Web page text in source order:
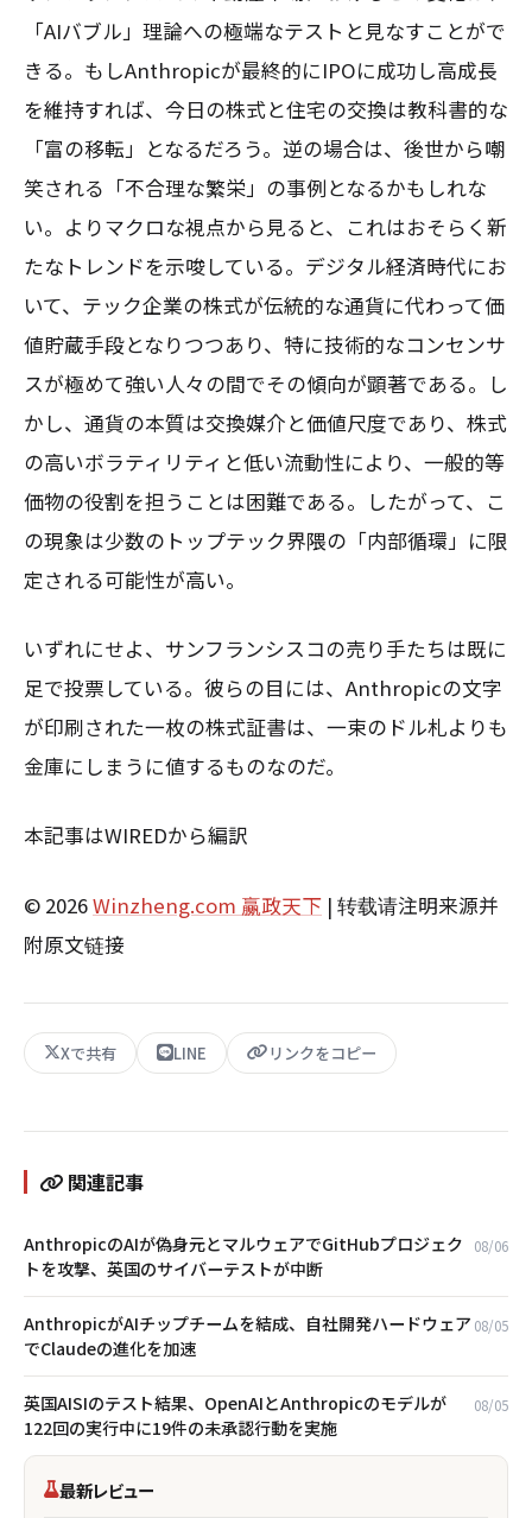
「AIバブル」理論への極端なテストと見なすことがで
きる。もしAnthropicが最終的にIPOに成功し高成長
を維持すれば、今日の株式と住宅の交換は教科書的な
「富の移転」となるだろう。逆の場合は、後世から嘲
笑される「不合理な繁栄」の事例となるかもしれな
い。よりマクロな視点から見ると、これはおそらく新
たなトレンドを示唆している。デジタル経済時代にお
いて、テック企業の株式が伝統的な通貨に代わって価
値貯蔵手段となりつつあり、特に技術的なコンセンサ
スが極めて強い人々の間でその傾向が顕著である。し
かし、通貨の本質は交換媒介と価値尺度であり、株式
の高いボラティリティと低い流動性により、一般的等
価物の役割を担うことは困難である。したがって、こ
の現象は少数のトップテック界隈の「内部循環」に限
定される可能性が高い。
いずれにせよ、サンフランシスコの売り手たちは既に
足で投票している。彼らの目には、Anthropicの文字
が印刷された一枚の株式証書は、一束のドル札よりも
金庫にしまうに値するものなのだ。
本記事はWIREDから編訳
© 2026Winzheng.com 赢政天下 | 转载请注明来源并
附原文链接
Xで共有 LINE リンクをコピー
関連記事
AnthropicのAIが偽身元とマルウェアでGitHubプロジェク
トを攻撃、英国のサイバーテストが中断
08/06
AnthropicがAIチップチームを結成、自社開発ハードウェア
でClaudeの進化を加速
08/05
英国AISIのテスト結果、OpenAIとAnthropicのモデルが
122回の実行中に19件の未承認行動を実施
08/05
最新レビュー